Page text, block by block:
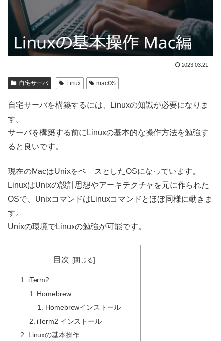
2023.03.21
自宅サーバ Linux macOS
自宅サーバを構築するには、Linuxの知識が必要になりま
す。
サーバを構築する前にLinuxの基本的な操作方法を勉強す
ると良いです。
現在のMacはUnixをベースとしたOSになっています。
LinuxはUnixの設計思想やアーキテクチャを元に作られた
OSで、UnixコマンドはLinuxコマンドとほぼ同様に動きま
す。
Unixの環境でLinuxの勉強が可能です。
目次
iTerm2
Homebrew
Homebrewインストール
iTerm2 インストール
Linuxの基本操作